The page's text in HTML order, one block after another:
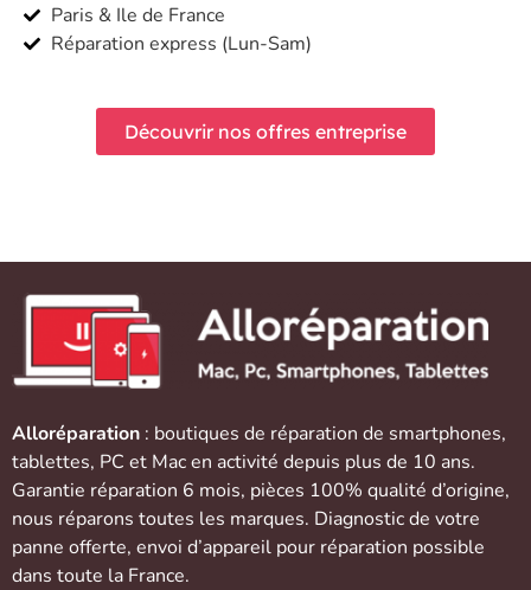
Paris & Ile de France
Réparation express (Lun-Sam)
Découvrir nos offres entreprise
Alloréparation : boutiques de réparation de smartphones,
tablettes, PC et Macen activité depuis plus de 10 ans.
Garantie réparation 6 mois, pièces 100% qualité d’origine,
nous réparons toutes les marques. Diagnostic de votre
panne offerte, envoi d’appareil pour réparation possible
dans toute la France.